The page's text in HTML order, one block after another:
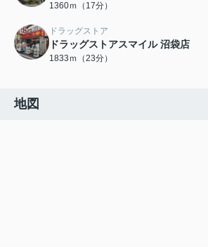
1360ｍ（17分）
ドラッグストア
ドラッグストアスマイル 沼袋店
1833ｍ（23分）
地図